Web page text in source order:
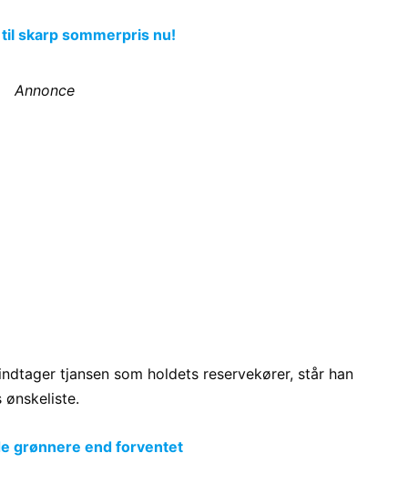
skarp sommerpris nu!
Annonce
tjansen som holdets reservekører, står han
ønskeliste.
grønnere end forventet